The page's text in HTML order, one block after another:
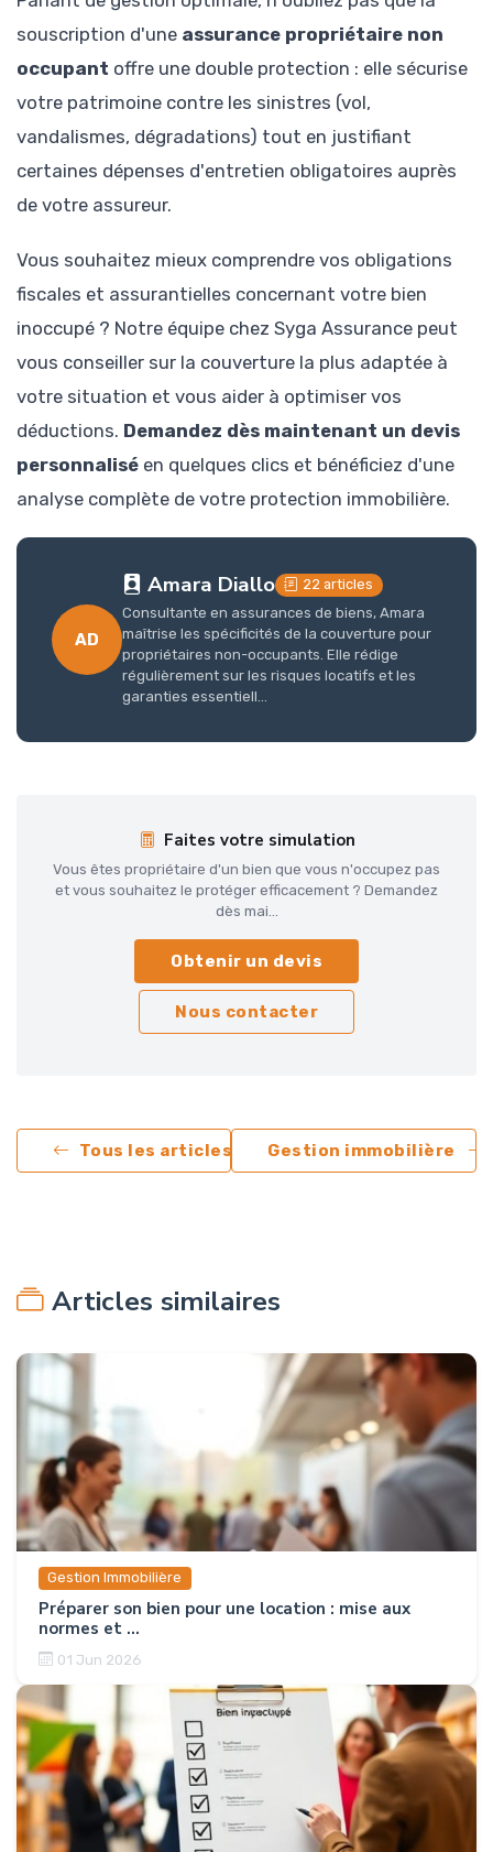
souscription d'une assurance propriétaire non
occupant offre une double protection : elle sécurise
votre patrimoine contre les sinistres (vol,
vandalismes, dégradations) tout en justifiant
certaines dépenses d'entretien obligatoires auprès
de votre assureur.
Vous souhaitez mieux comprendre vos obligations
fiscales et assurantielles concernant votre bien
inoccupé ? Notre équipe chez Syga Assurance peut
vous conseiller sur la couverture la plus adaptée à
votre situation et vous aider à optimiser vos
déductions. Demandez dès maintenant un devis
personnalisé en quelques clics et bénéficiez d'une
analyse complète de votre protection immobilière.
AD
Amara Diallo
22 articles
Consultante en assurances de biens, Amara
maîtrise les spécificités de la couverture pour
propriétaires non-occupants. Elle rédige
régulièrement sur les risques locatifs et les
garanties essentiell...
Faites votre simulation
Vous êtes propriétaire d'un bien que vous n'occupez pas
et vous souhaitez le protéger efficacement ? Demandez
dès mai...
Obtenir un devis
Nous contacter
Tous les articles Gestion immobilière
Articles similaires
Gestion Immobilière
Préparer son bien pour une location : mise aux
normes et ...
01 Jun 2026